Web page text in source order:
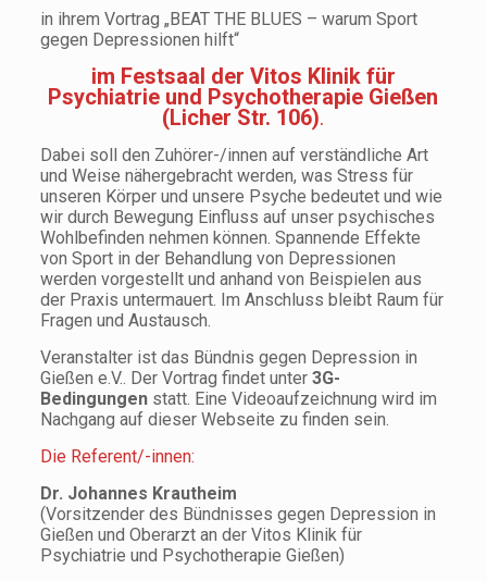
in ihrem Vortrag „BEAT THE BLUES – warum Sport
gegen Depressionen hilft“
im Festsaal der Vitos Klinik für
Psychiatrie und Psychotherapie Gießen
(Licher Str. 106).
Dabei soll den Zuhörer-/innen auf verständliche Art
und Weise nähergebracht werden, was Stress für
unseren Körper und unsere Psyche bedeutet und wie
wir durch Bewegung Einfluss auf unser psychisches
Wohlbefinden nehmen können. Spannende Effekte
von Sport in der Behandlung von Depressionen
werden vorgestellt und anhand von Beispielen aus
der Praxis untermauert. Im Anschluss bleibt Raum für
Fragen und Austausch.
Veranstalter ist das Bündnis gegen Depression in
Gießen e.V.. Der Vortrag findet unter3G-
Bedingungenstatt. Eine Videoaufzeichnung wird im
Nachgang auf dieser Webseite zu finden sein.
Die Referent/-innen:
Dr. Johannes Krautheim
(Vorsitzender des Bündnisses gegen Depression in
Gießen und Oberarzt an der Vitos Klinik für
Psychiatrie und Psychotherapie Gießen)